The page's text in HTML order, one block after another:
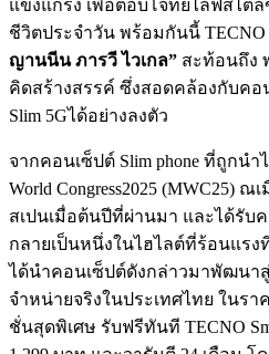
แข็งแกร่ง เพื่อตอบโจทย์ไลฟ์สไต
ชีวิตประจำวัน พร้อมกันนี้ TECNO
ญานนีน ภารวี ไวเกล” สะท้อนถึง
คิดสร้างสรรค์ ซึ่งสอดคล้องกับคอ
Slim 5Gได้อย่างลงตัว
จากคอนเซ็ปต์ Slim phone ที่ถูกน
World Congress2025 (MWC25)
สเปนเมื่อต้นปีที่ผ่านมา และได้รับ
กลายเป็นหนึ่งในไฮไลต์ที่ร้อนแรง
ได้นำคอนเซ็ปต์ดังกล่าวมาพัฒนา
จำหน่ายจริงในประเทศไทย ในรา
ชั่นสุดพิเศษ รับฟรีทันที TECNO